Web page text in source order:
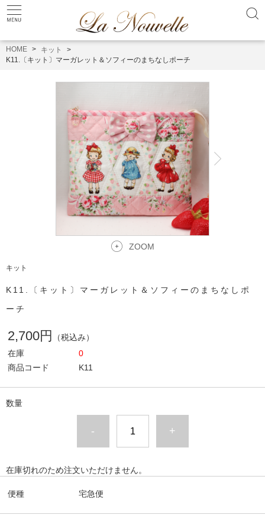
HOME
キット
K11.〔キット〕マーガレット＆ソフィーのまちなしポーチ
ZOOM
キット
K11.〔キット〕マーガレット＆ソフィーのまちなしポ
ーチ
2,700円
（税込み）
在庫
0
商品コード
K11
数量
- +
在庫切れのため注文いただけません。
便種 宅急便